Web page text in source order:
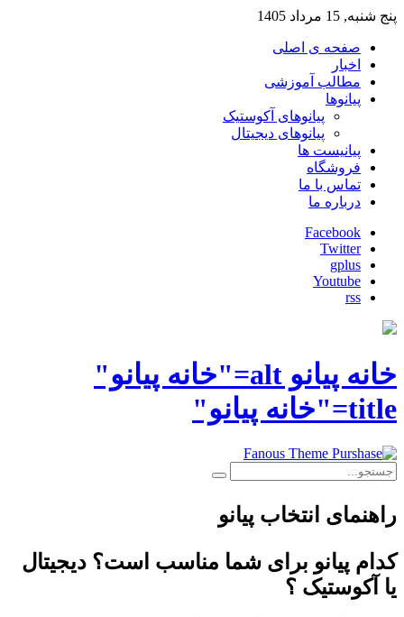
پنج شنبه, 15 مرداد 1405
صفحه ی اصلی
اخبار
مطالب آموزشی
پیانوها
پیانوهای آکوستیک
پیانوهای دیجیتال
پیانیست ها
فروشگاه
تماس با ما
درباره ما
Facebook
Twitter
gplus
Youtube
rss
خانه پیانو alt="خانه پیانو"
title="خانه پیانو"
راهنمای انتخاب پیانو
کدام پيانو برای شما مناسب است؟ دیجیتال
یا آکوستیک ؟